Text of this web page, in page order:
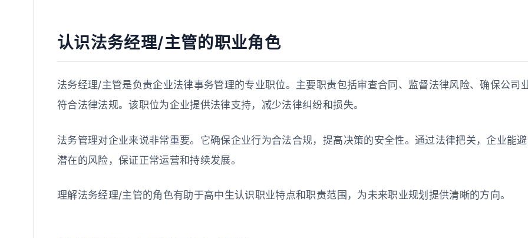
认识法务经理/主管的职业角色
法务经理/主管是负责企业法律事务管理的专业职位。主要职责包括审查合同、监督法律风险、确保公司
符合法律法规。该职位为企业提供法律支持，减少法律纠纷和损失。
法务管理对企业来说非常重要。它确保企业行为合法合规，提高决策的安全性。通过法律把关，企业能
潜在的风险，保证正常运营和持续发展。
理解法务经理/主管的角色有助于高中生认识职业特点和职责范围，为未来职业规划提供清晰的方向。